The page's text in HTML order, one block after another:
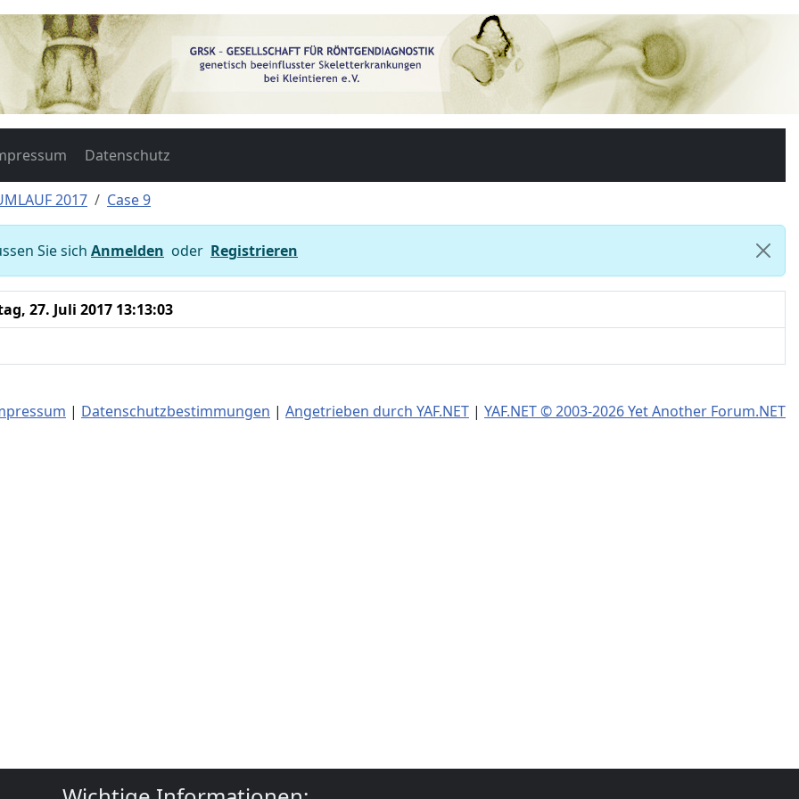
Datenschutz
2017 Case 9
Sie sich Anmelden oder Registrieren
27. Juli 2017 13:13:03
| Datenschutzbestimmungen | Angetrieben durch YAF.NET | YAF.NET © 2003-2026 Yet Another Forum.NET